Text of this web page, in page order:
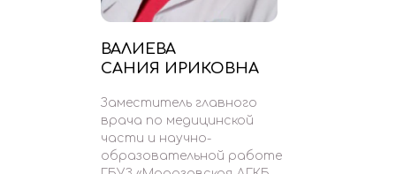
ВАЛИЕВА
САНИЯ ИРИКОВНА
Заместитель главного
врача по медицинской
части и научно-
образовательной работе